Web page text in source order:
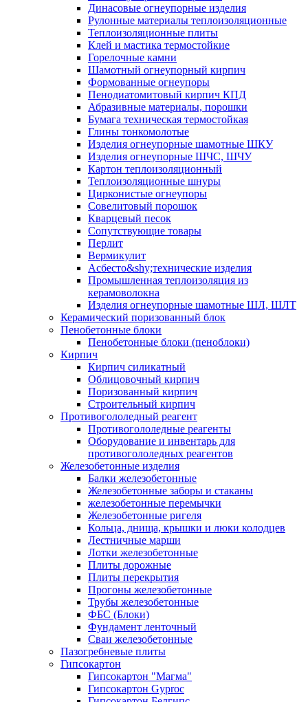
Динасовые огнеупорные изделия
Рулонные материалы теплоизоляционные
Тепло­изоляционные плиты
Клей и мастика термостойкие
Горелочные камни
Шамотный огнеупорный кирпич
Формованные огнеупоры
Пенодиатомитовый кирпич КПД
Абразивные материалы, порошки
Бумага техническая термостойкая
Глины тонкомолотые
Изделия огнеупорные шамотные ШКУ
Изделия огнеупорные ШЧС, ШЧУ
Картон теплоизоляционный
Теплоизоляционные шнуры
Цирконистые огнеупоры
Совелитовый порошок
Кварцевый песок
Сопутствующие товары
Перлит
Вермикулит
Асбесто&shy;технические изделия
Промышленная теплоизоляция из
керамоволокна
Изделия огнеупорные шамотные ШЛ, ШЛТ
Керамический поризованный блок
Пенобетонные блоки
Пенобетонные блоки (пеноблоки)
Кирпич
Кирпич силикатный
Облицовочный кирпич
Поризованный кирпич
Строительный кирпич
Противогололедный реагент
Противогололедные реагенты
Оборудование и инвентарь для
противогололедных реагентов
Железобетонные изделия
Балки железобетонные
Железобетонные заборы и стаканы
железобетонные перемычки
Железобетонные ригеля
Кольца, днища, крышки и люки колодцев
Лестничные марши
Лотки железобетонные
Плиты дорожные
Плиты перекрытия
Прогоны железобетонные
Трубы железобетонные
ФБС (Блоки)
Фундамент ленточный
Сваи железобетонные
Пазогребневые плиты
Гипсокартон
Гипсокартон "Магма"
Гипсокартон Gyproc